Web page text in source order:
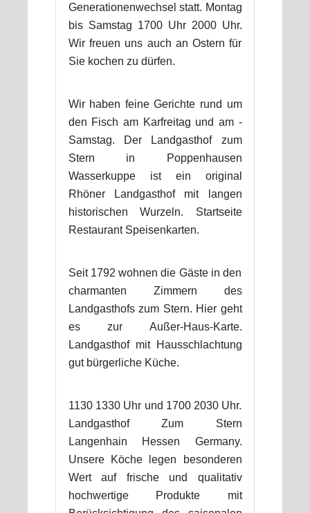
Generationenwechsel statt. Montag
bis Samstag 1700 Uhr 2000 Uhr.
Wir freuen uns auch an Ostern für
Sie kochen zu dürfen.
Wir haben feine Gerichte rund um
den Fisch am Karfreitag und am -
Samstag. Der Landgasthof zum
Stern in Poppenhausen
Wasserkuppe ist ein original
Rhöner Landgasthof mit langen
historischen Wurzeln. Startseite
Restaurant Speisenkarten.
Seit 1792 wohnen die Gäste in den
charmanten Zimmern des
Landgasthofs zum Stern. Hier geht
es zur Außer-Haus-Karte.
Landgasthof mit Hausschlachtung
gut bürgerliche Küche.
1130 1330 Uhr und 1700 2030 Uhr.
Landgasthof Zum Stern
Langenhain Hessen Germany.
Unsere Köche legen besonderen
Wert auf frische und qualitativ
hochwertige Produkte mit